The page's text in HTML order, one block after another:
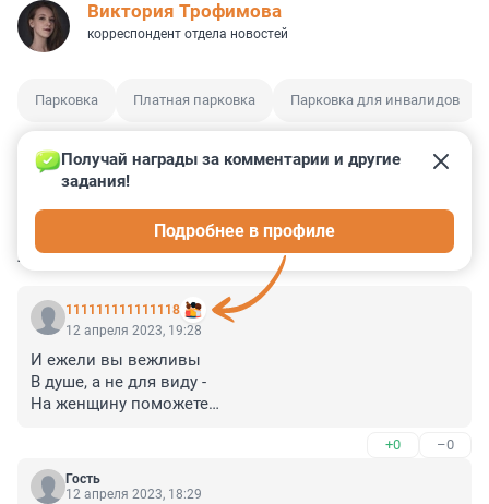
Виктория Трофимова
корреспондент отдела новостей
Парковка Платная парковка Парковка для инвалидов
КОММЕНТАРИИ 23
111111111111118
Получай награды за комментарии и другие
задания!
Подробнее в профиле
12 апреля 2023, 19:28
И ежели вы вежливы
В душе, а не для виду -
На женщину поможете
+0 –0
Гость
12 апреля 2023, 18:29